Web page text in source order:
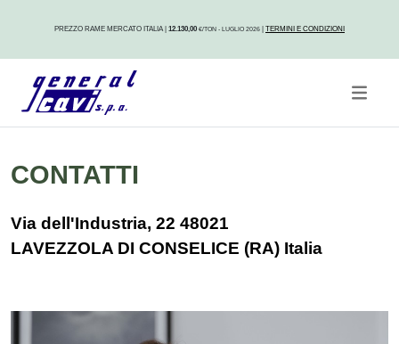
PREZZO RAME MERCATO ITALIA 12.130,00 €/TON - LUGLIO 2026 TERMINI E CONDIZIONI
CONTATTI
Via dell'Industria, 22 48021
LAVEZZOLA DI CONSELICE (RA) Italia